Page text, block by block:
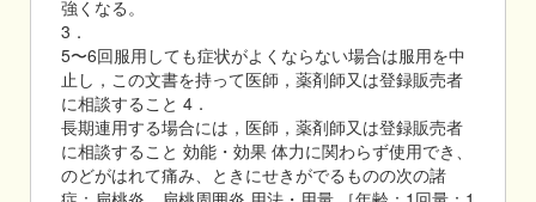
強くなる。
3．
5〜6回服用しても症状がよくならない場合は服用を中
止し，この文書を持って医師，薬剤師又は登録販売者
に相談すること 4．
長期連用する場合には，医師，薬剤師又は登録販売者
に相談すること 効能・効果 体力に関わらず使用でき、
のどがはれて痛み、ときにせきがでるものの次の諸